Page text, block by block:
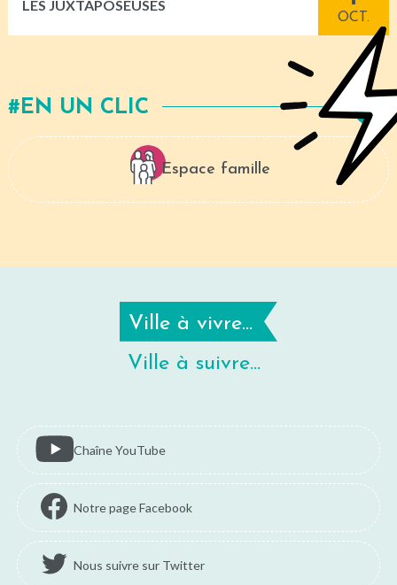
LES JUXTAPOSEUSES
OCT.
EN UN CLIC
Espace famille
Ville à vivre...
Ville à suivre...
Chaîne YouTube
Notre page Facebook
Nous suivre sur Twitter